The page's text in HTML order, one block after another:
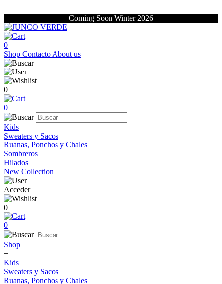
Coming Soon Winter 2026
0
Shop Contacto About us
0
0
Kids
Sweaters y Sacos
Ruanas, Ponchos y Chales
Sombreros
Hilados
New Collection
Acceder
0
0
Shop
+
Kids
Sweaters y Sacos
Ruanas, Ponchos y Chales